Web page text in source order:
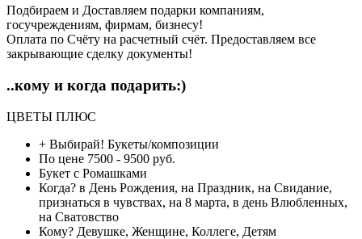
Подбираем и Доставляем подарки компаниям,
госучреждениям, фирмам, бизнесу!
Оплата по Счёту на расчетный счёт. Предоставляем все
закрывающие сделку документы!
..кому и когда подарить:)
ЦВЕТЫ ПЛЮС
+ Выбирай! Букеты/композиции
По цене 7500 - 9500 руб.
Букет с Ромашками
Когда? в День Рождения, на Праздник, на Свидание,
признаться в чувствах, на 8 марта, в день Влюбленных,
на Сватовство
Кому? Девушке, Женщине, Коллеге, Детям